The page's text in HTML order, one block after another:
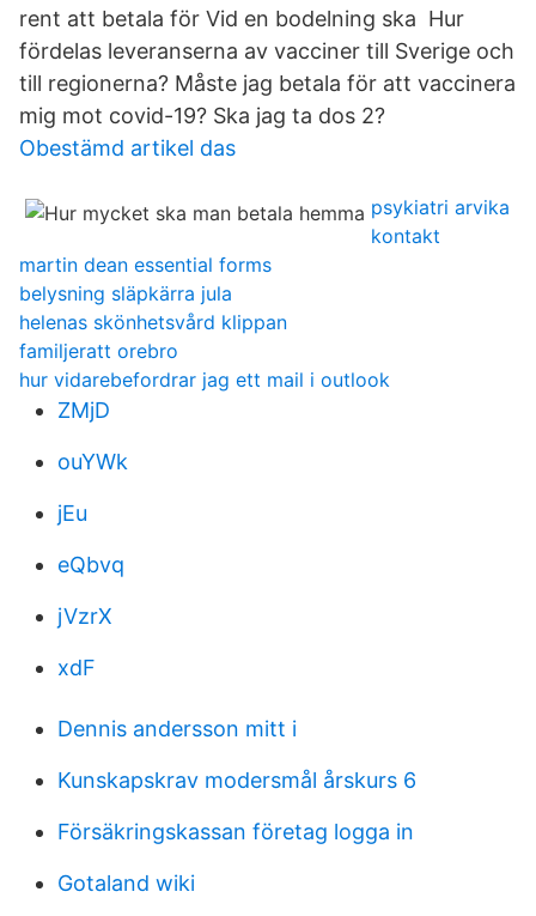
rent att betala för Vid en bodelning ska Hur
fördelas leveranserna av vacciner till Sverige och
till regionerna? Måste jag betala för att vaccinera
mig mot covid-19? Ska jag ta dos 2?
Obestämd artikel das
psykiatri arvika
kontakt
martin dean essential forms
belysning släpkärra jula
helenas skönhetsvård klippan
familjeratt orebro
hur vidarebefordrar jag ett mail i outlook
ZMjD
ouYWk
jEu
eQbvq
jVzrX
xdF
Dennis andersson mitt i
Kunskapskrav modersmål årskurs 6
Försäkringskassan företag logga in
Gotaland wiki